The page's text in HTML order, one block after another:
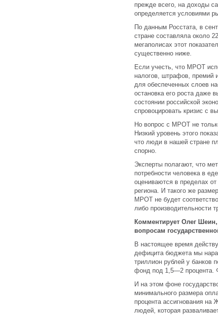
прежде всего, на доходы
определяется условиями
По данным Росстата, в
стране составляла около
мегаполисах этот
существенно ниже.
Если учесть, что МРОТ
налогов, штрафов, премий
для обеспеченных слоев
остановка его роста даже
состоянии российской
спровоцировать кризис с
Но вопрос с МРОТ не
Низкий уровень этого
что люди в нашей стране
спорно.
Эксперты полагают, что
потребности человека в
оцениваются в пределах
региона. И такого же
МРОТ не будет
либо производительности
Комментирует Олег
вопросам
В настоящее время
дефицита бюджета мы
триллион рублей у банков
фонд под 1,5—2 процента.
И на этом фоне
минимального размера
процента ассигнования на
людей, которая